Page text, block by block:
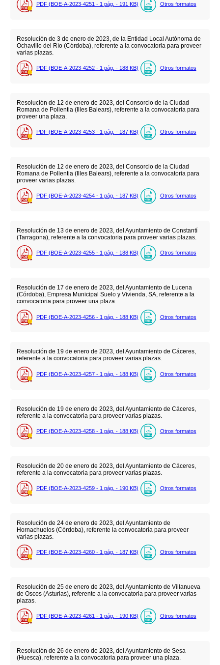
PDF (BOE-A-2023-4251 - 1 pág. - 191 KB) Otros formatos
Resolución de 3 de enero de 2023, de la Entidad Local Autónoma de
Ochavillo del Río (Córdoba), referente a la convocatoria para proveer
varias plazas.
PDF (BOE-A-2023-4252 - 1 pág. - 188 KB) Otros formatos
Resolución de 12 de enero de 2023, del Consorcio de la Ciudad
Romana de Pollentia (Illes Balears), referente a la convocatoria para
proveer una plaza.
PDF (BOE-A-2023-4253 - 1 pág. - 187 KB) Otros formatos
Resolución de 12 de enero de 2023, del Consorcio de la Ciudad
Romana de Pollentia (Illes Balears), referente a la convocatoria para
proveer varias plazas.
PDF (BOE-A-2023-4254 - 1 pág. - 187 KB) Otros formatos
Resolución de 13 de enero de 2023, del Ayuntamiento de Constantí
(Tarragona), referente a la convocatoria para proveer varias plazas.
PDF (BOE-A-2023-4255 - 1 pág. - 188 KB) Otros formatos
Resolución de 17 de enero de 2023, del Ayuntamiento de Lucena
(Córdoba), Empresa Municipal Suelo y Vivienda, SA, referente a la
convocatoria para proveer una plaza.
PDF (BOE-A-2023-4256 - 1 pág. - 188 KB) Otros formatos
Resolución de 19 de enero de 2023, del Ayuntamiento de Cáceres,
referente a la convocatoria para proveer varias plazas.
PDF (BOE-A-2023-4257 - 1 pág. - 188 KB) Otros formatos
Resolución de 19 de enero de 2023, del Ayuntamiento de Cáceres,
referente a la convocatoria para proveer varias plazas.
PDF (BOE-A-2023-4258 - 1 pág. - 188 KB) Otros formatos
Resolución de 20 de enero de 2023, del Ayuntamiento de Cáceres,
referente a la convocatoria para proveer varias plazas.
PDF (BOE-A-2023-4259 - 1 pág. - 190 KB) Otros formatos
Resolución de 24 de enero de 2023, del Ayuntamiento de
Hornachuelos (Córdoba), referente la convocatoria para proveer
varias plazas.
PDF (BOE-A-2023-4260 - 1 pág. - 187 KB) Otros formatos
Resolución de 25 de enero de 2023, del Ayuntamiento de Villanueva
de Oscos (Asturias), referente a la convocatoria para proveer varias
plazas.
PDF (BOE-A-2023-4261 - 1 pág. - 190 KB) Otros formatos
Resolución de 26 de enero de 2023, del Ayuntamiento de Sesa
(Huesca), referente a la convocatoria para proveer una plaza.